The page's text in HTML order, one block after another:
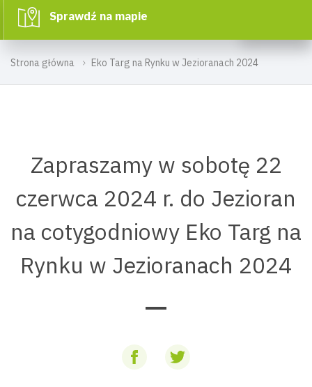
Strona główna Eko Targ na Rynku w Jezioranach 2024
Sprawdź na mapie
Zapraszamy w sobotę 22
czerwca 2024 r. do Jezioran
na cotygodniowy Eko Targ na
Rynku w Jezioranach 2024